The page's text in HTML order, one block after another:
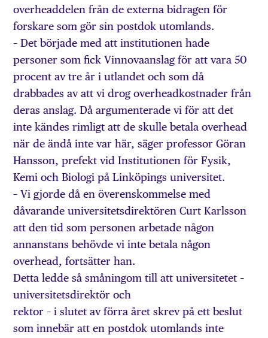
overheaddelen från de externa bidragen för
forskare som gör sin postdok utomlands.
– Det började med att institutionen hade
personer som fick Vinnovaanslag för att vara 50
procent av tre år i utlandet och som då
drabbades av att vi drog overheadkostnader från
deras anslag. Då argumenterade vi för att det
inte kändes rimligt att de skulle betala overhead
när de ändå inte var här, säger professor Göran
Hansson, prefekt vid Institutionen för Fysik,
Kemi och Biologi på Linköpings universitet.
– Vi gjorde då en överenskommelse med
dåvarande universitetsdirektören Curt Karlsson
att den tid som personen arbetade någon
annanstans behövde vi inte betala någon
overhead, fortsätter han.
Detta ledde så småningom till att universitetet –
universitetsdirektör och
rektor – i slutet av förra året skrev på ett beslut
som innebär att en postdok utomlands inte